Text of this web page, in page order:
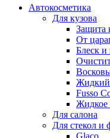
Автокосметика
Для кузова
Защита
От
Блеск и
Жидкий
Fusso
Жидкое
Для салона
Для стекол и
Glaco